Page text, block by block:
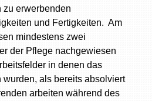
zu erwerbenden
und Fertigkeiten. Am
mindestens zwei
der Pflege nachgewiesen
in denen das
als bereits absolviert
arbeiten während des